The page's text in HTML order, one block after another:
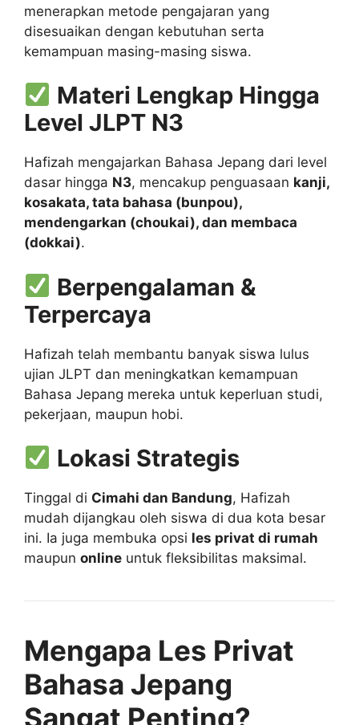
menerapkan metode pengajaran yang
disesuaikan dengan kebutuhan serta
kemampuan masing-masing siswa.
Materi Lengkap Hingga
Level JLPT N3
Hafizah mengajarkan Bahasa Jepang dari level
dasar hingga N3, mencakup penguasaan kanji,
kosakata, tata bahasa (bunpou),
mendengarkan (choukai), dan membaca
(dokkai).
Berpengalaman &
Terpercaya
Hafizah telah membantu banyak siswa lulus
ujian JLPT dan meningkatkan kemampuan
Bahasa Jepang mereka untuk keperluan studi,
pekerjaan, maupun hobi.
Lokasi Strategis
Tinggal di Cimahi dan Bandung, Hafizah
mudah dijangkau oleh siswa di dua kota besar
ini. Ia juga membuka opsi les privat di rumah
maupun online untuk fleksibilitas maksimal.
Mengapa Les Privat
Bahasa Jepang
Sangat Penting?